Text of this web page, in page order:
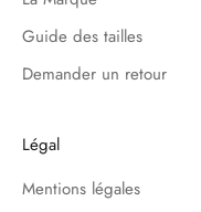
Guide des tailles
Demander un retour
Légal
Mentions légales